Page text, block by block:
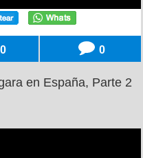
0
en España, Parte 2